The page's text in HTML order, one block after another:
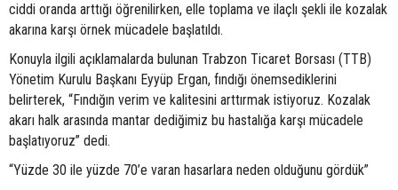
ciddi oranda arttığı öğrenilirken, elle toplama ve ilaçlı şekli ile kozalak
akarına karşı örnek mücadele başlatıldı.
Konuyla ilgili açıklamalarda bulunan Trabzon Ticaret Borsası (TTB)
Yönetim Kurulu Başkanı Eyyüp Ergan, fındığı önemsediklerini
belirterek, “Fındığın verim ve kalitesini arttırmak istiyoruz. Kozalak
akarı halk arasında mantar dediğimiz bu hastalığa karşı mücadele
başlatıyoruz” dedi.
“Yüzde 30 ile yüzde 70’e varan hasarlara neden olduğunu gördük”